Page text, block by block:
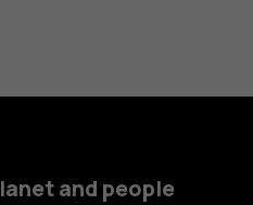
and people